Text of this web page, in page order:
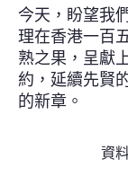
今天，盼望我
理在香港一百
熟之果，呈獻
約，延續先賢
的新章。
資